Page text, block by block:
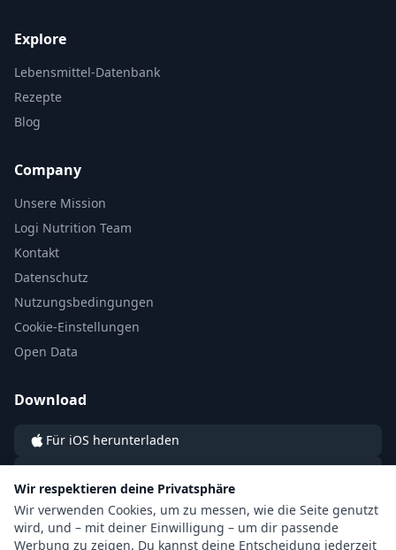
Explore
Lebensmittel-Datenbank
Rezepte
Blog
Company
Unsere Mission
Logi Nutrition Team
Kontakt
Datenschutz
Nutzungsbedingungen
Cookie-Einstellungen
Open Data
Download
Für iOS herunterladen
Für Android herunterladen
Wir respektieren deine Privatsphäre
Wir verwenden Cookies, um zu messen, wie die Seite genutzt
wird, und – mit deiner Einwilligung – um dir passende
Werbung zu zeigen. Du kannst deine Entscheidung jederzeit